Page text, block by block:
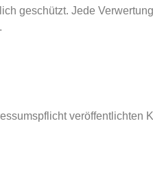
geschützt. Jede
veröffentlichten